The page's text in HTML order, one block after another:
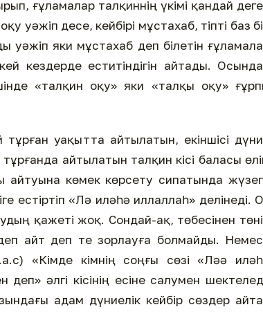
ғұламалар талқиннің үкімі қандай
уәжіп десе, кейбірі мұстахаб, тіпті баз
яки мұстахаб деп білетін
кездерде еститіндігін айтады.
«талқин оқу» яки «талқы оқу»
тұрған уақытта айтылатын, екіншісі
айтылатын талқин кісі баласы
көмек көрсету сипатында
естіртіп «Лә иләһә иллаллаһ» делінеді.
қажеті жоқ. Сондай-ақ, төбесінен
айт деп те зорлауға болмайды.
«Кімде кімнің соңғы сөзі «Ләә
әлгі кісінің есіне салумен
адам дүниелік кейбір сөздер